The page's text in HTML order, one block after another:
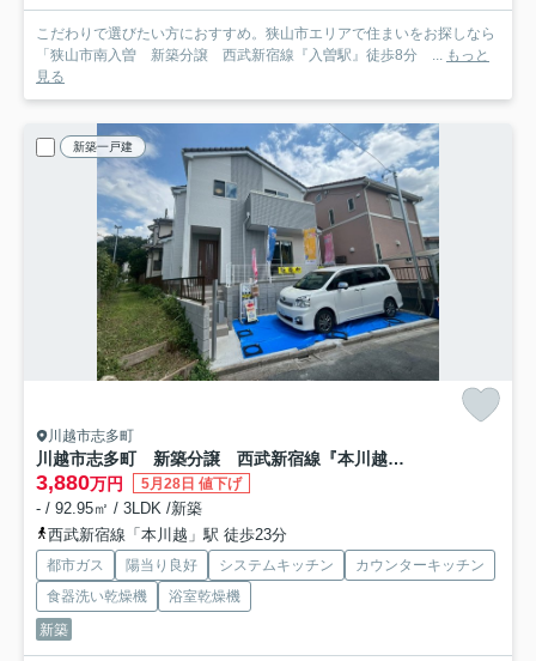
こだわりで選びたい方におすすめ。狭山市エリアで住まいをお探しなら
「狭山市南入曽 新築分譲 西武新宿線『入曽駅』徒歩8分 ... もっと
見る
新築一戸建
川越市志多町
川越市志多町 新築分譲 西武新宿線『本川越駅』徒歩23分 【川越小学区】
3,880万円 5月28日 値下げ
- / 92.95㎡ / 3LDK /新築
西武新宿線「本川越」駅 徒歩23分
都市ガス 陽当り良好 システムキッチン
カウンターキッチン
食器洗い乾燥機
浴室乾燥機
新築